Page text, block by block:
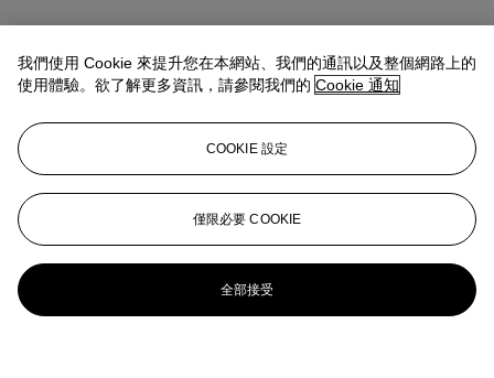
我們使用 Cookie 來提升您在本網站、我們的通訊以及整個網路上的
使用體驗。欲了解更多資訊，請參閱我們的 Cookie 通知
COOKIE 設定
僅限必要 COOKIE
全部接受